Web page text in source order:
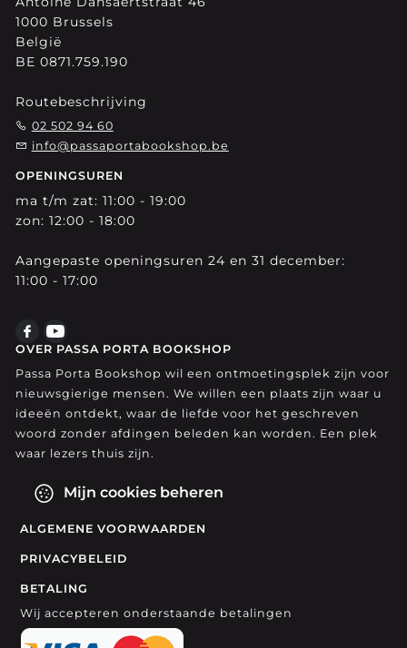
1000 Brussels
België
BE 0871.759.190
Routebeschrijving
02 502 94 60
info@passaportabookshop.be
OPENINGSUREN
ma t/m zat: 11:00 - 19:00
zon: 12:00 - 18:00
Aangepaste openingsuren 24 en 31 december:
11:00 - 17:00
OVER PASSA PORTA BOOKSHOP
Passa Porta Bookshop wil een ontmoetingsplek zijn voor
nieuwsgierige mensen. We willen een plaats zijn waar u
ideeën ontdekt, waar de liefde voor het geschreven
woord zonder afdingen beleden kan worden. Een plek
waar lezers thuis zijn.
Mijn cookies beheren
ALGEMENE VOORWAARDEN
PRIVACYBELEID
BETALING
Wij accepteren onderstaande betalingen